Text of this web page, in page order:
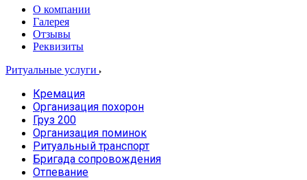
О компании
Галерея
Отзывы
Реквизиты
Ритуальные услуги
Кремация
Организация похорон
Груз 200
Организация поминок
Ритуальный транспорт
Бригада сопровождения
Отпевание